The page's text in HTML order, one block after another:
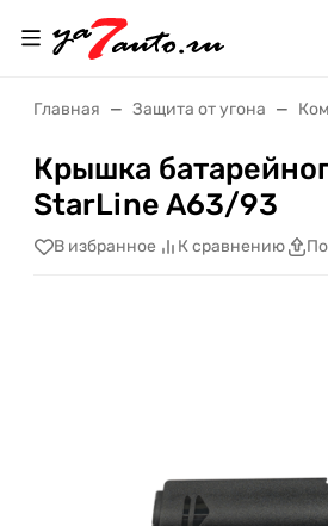
Главная Защита от угона
Крышка
StarLine A63/93
В избранное К сравнению